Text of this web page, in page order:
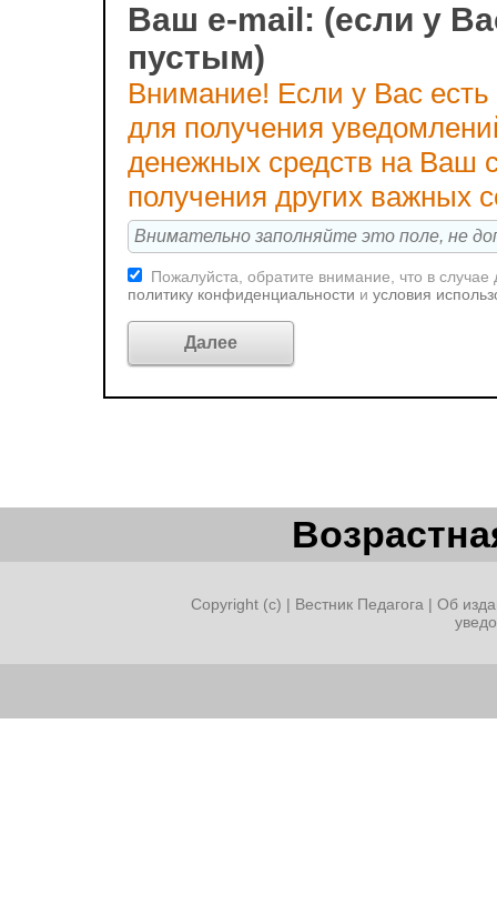
Ваш e-mail: (если у
пустым)
Внимание! Если у Вас
для получения
денежных средств на Ваш
получения других важных
Пожалуйста, обратите внимание, что в
политику конфиденциальности и условия
Copyright (c) | Вестник Педагога | Об